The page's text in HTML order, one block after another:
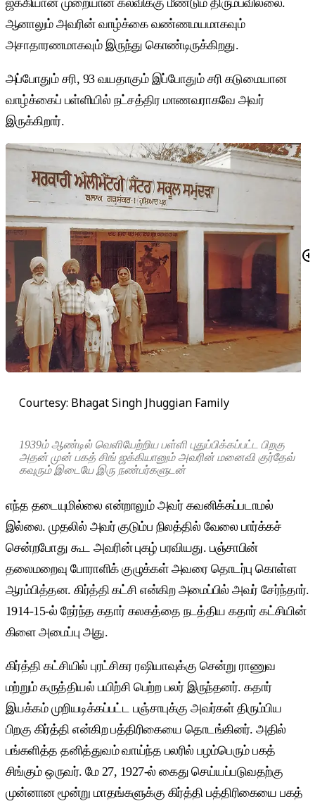
ஆனாலும் அவரின் வாழ்க்கை வண்ணமயமாகவும்
அசாதாரணமாகவும் இருந்து கொண்டிருக்கிறது.
அப்போதும் சரி, 93 வயதாகும் இப்போதும் சரி கடுமையான
வாழ்க்கைப் பள்ளியில் நட்சத்திர மாணவராகவே அவர்
இருக்கிறார்.
Courtesy: Bhagat Singh Jhuggian Family
1939ம் ஆண்டில் வெளியேற்றிய பள்ளி புதுப்பிக்கப்பட்ட பிறகு
அதன் முன் பகத் சிங் ஜக்கியானும் அவரின் மனைவி குர்தேவ்
கவுரும் இடையே இரு நண்பர்களுடன்
எந்த தடையுமில்லை என்றாலும் அவர் கவனிக்கப்படாமல்
இல்லை. முதலில் அவர் குடும்ப நிலத்தில் வேலை பார்க்கச்
சென்றபோது கூட அவரின் புகழ் பரவியது. பஞ்சாபின்
தலைமறைவு போராளிக் குழுக்கள் அவரை தொடர்பு கொள்ள
ஆரம்பித்தன. கிர்த்தி கட்சி என்கிற அமைப்பில் அவர் சேர்ந்தார்.
1914-15-ல் நேர்ந்த கதார் கலகத்தை நடத்திய கதார் கட்சியின்
கிளை அமைப்பு அது.
கிர்த்தி கட்சியில் புரட்சிகர ரஷியாவுக்கு சென்று ராணுவ
மற்றும் கருத்தியல் பயிற்சி பெற்ற பலர் இருந்தனர். கதார்
இயக்கம் முறியடிக்கப்பட்ட பஞ்சாபுக்கு அவர்கள் திரும்பிய
பிறகு கிர்த்தி என்கிற பத்திரிகையை தொடங்கினர். அதில்
பங்களித்த தனித்துவம் வாய்ந்த பலரில் பழம்பெரும் பகத்
சிங்கும் ஒருவர். மே 27, 1927-ல் கைது செய்யப்படுவதற்கு
முன்னான மூன்று மாதங்களுக்கு கிர்த்தி பத்திரிகையை பகத்